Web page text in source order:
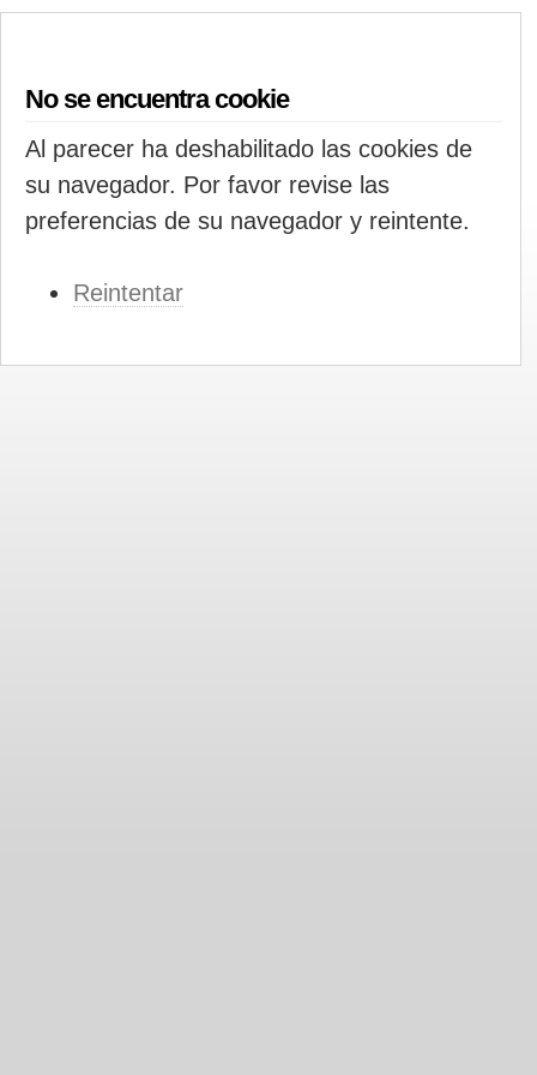
No se encuentra cookie
Al parecer ha deshabilitado las cookies de
su navegador. Por favor revise las
preferencias de su navegador y reintente.
Reintentar